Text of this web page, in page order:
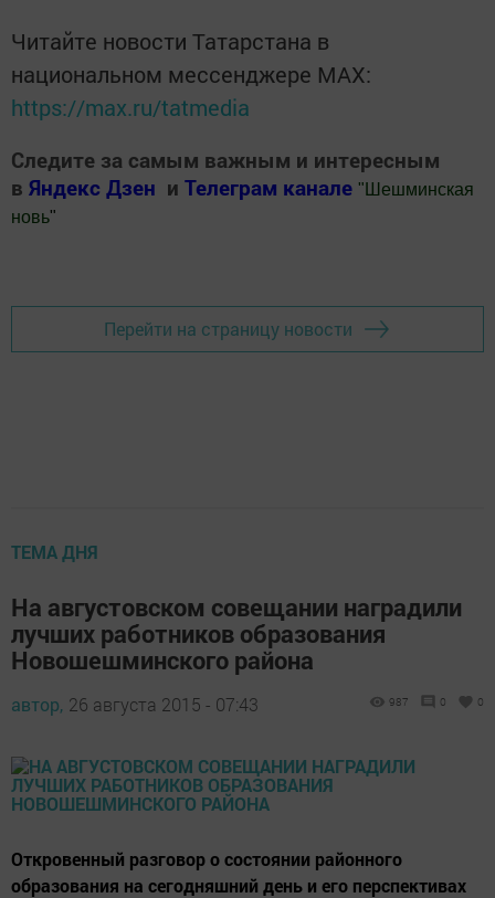
Читайте новости Татарстана в
национальном мессенджере MАХ:
https://max.ru/tatmedia
Следите за самым важным и интересным
в Яндекс Дзен и Телеграм канале " Шешминская
новь"
Перейти на страницу новости
ТЕМА ДНЯ
На августовском совещании наградили
лучших работников образования
Новошешминского района
автор, 26 августа 2015 - 07:43 987 0 0
Откровенный разговор о состоянии районного
образования на сегодняшний день и его перспективах